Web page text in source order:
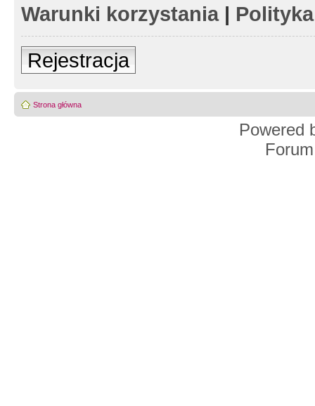
Warunki korzystania|
Rejestracja
Strona główna
Powered